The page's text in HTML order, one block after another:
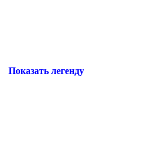
Показать легенду